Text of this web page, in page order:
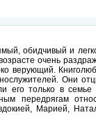
обидчивый и
очень
верующий.
Они
его только в
передрягам
Марией,